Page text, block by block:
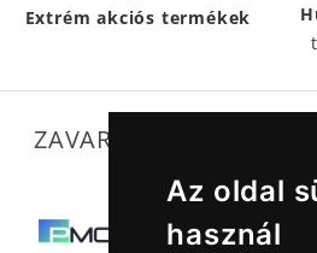
Az oldal
használ
Extrém akciós termékek
ZAVARTALAN